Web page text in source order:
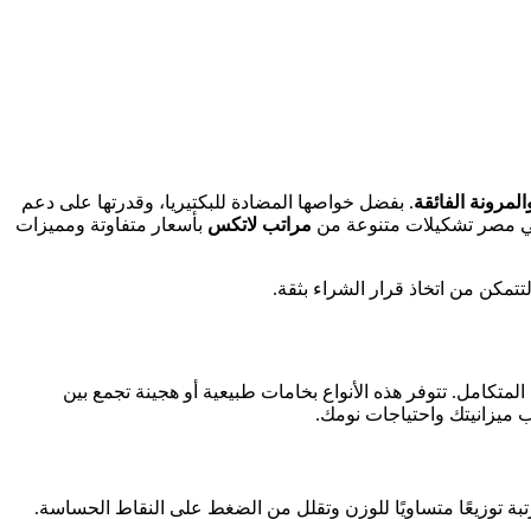
الفائقة. بفضل خواصها المضادة للبكتيريا، وقدرتها على دعم
مصر تشكيلات متنوعة من مراتب لاتكس بأسعار متفاوتة ومميزات
تتوفر هذه الأنواع بخامات طبيعية أو هجينة تجمع بين
واحتياجات نومك.
توزيعًا متساويًا للوزن وتقلل من الضغط على النقاط الحساسة.